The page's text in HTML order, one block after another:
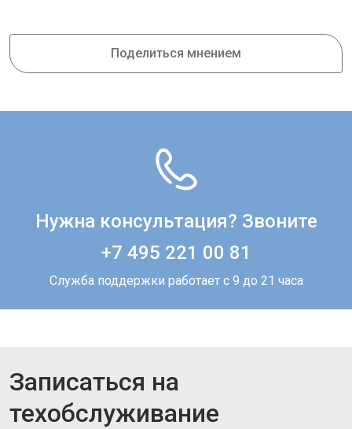
Поделиться мнением
Нужна консультация? Звоните
+7 495 221 00 81
Служба поддержки работает с 9 до 21 часа
Записаться на
техобслуживание